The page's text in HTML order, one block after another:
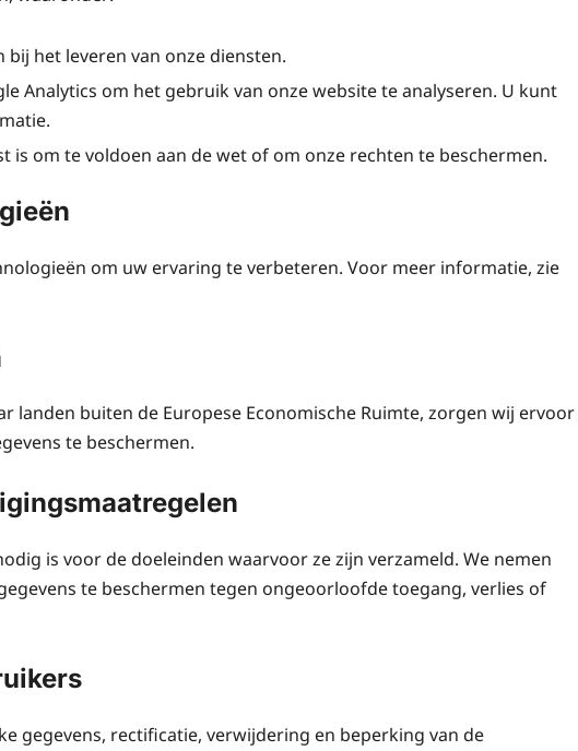
bij het leveren van onze diensten.
Analytics om het gebruik van onze website te analyseren. U kunt
is om te voldoen aan de wet of om onze rechten te beschermen.
om uw ervaring te verbeteren. Voor meer informatie, zie
landen buiten de Europese Economische Ruimte, zorgen wij ervoor
te beschermen.
is voor de doeleinden waarvoor ze zijn verzameld. We nemen
te beschermen tegen ongeoorloofde toegang, verlies of
gegevens, rectificatie, verwijdering en beperking van de